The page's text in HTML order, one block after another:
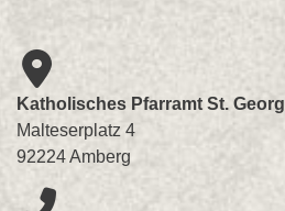
Katholisches Pfarramt St. Georg
Malteserplatz 4
92224 Amberg